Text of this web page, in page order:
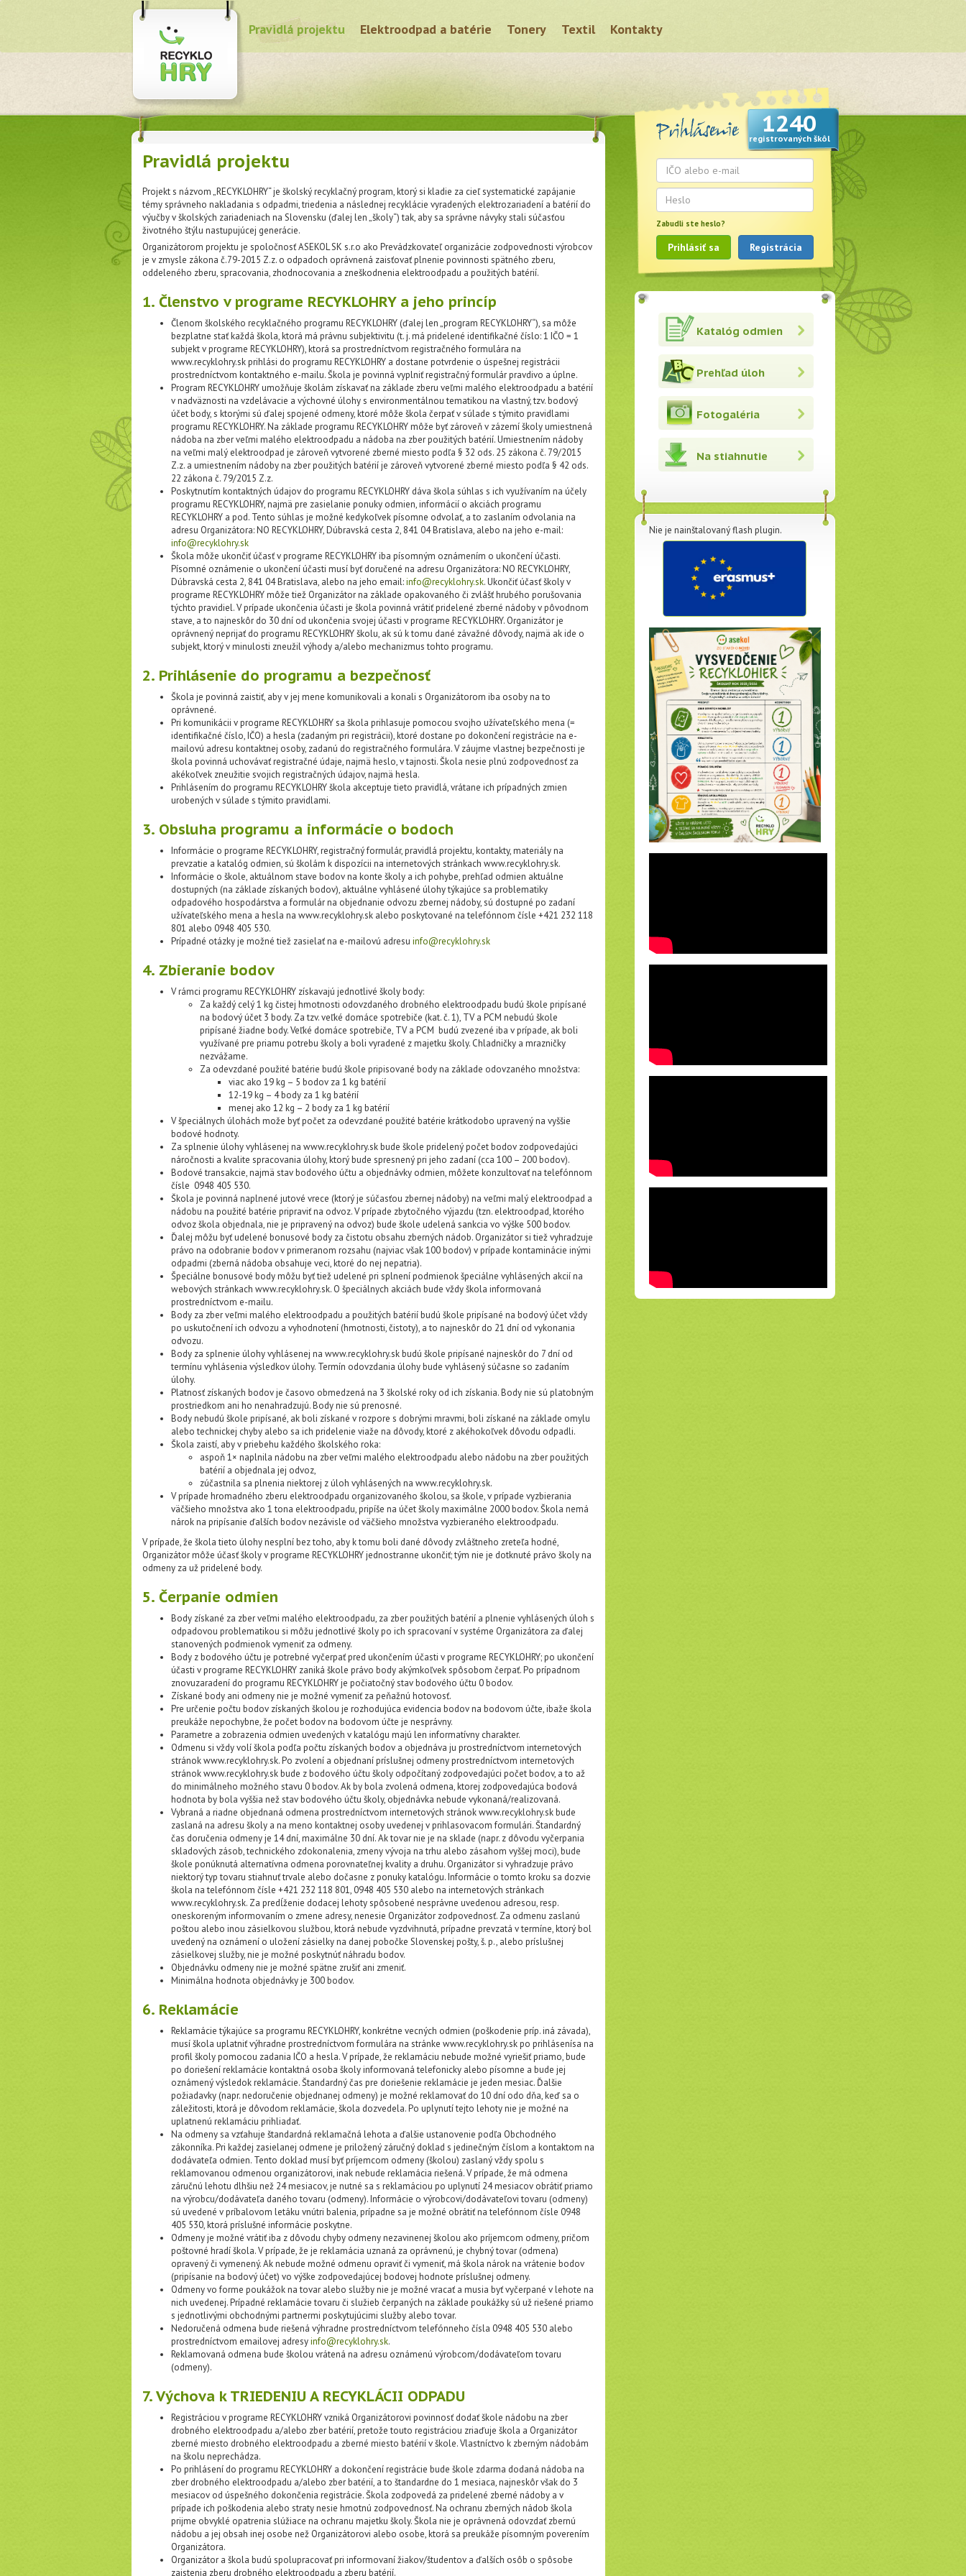
Pravidlá projektu Elektroodpad a batérie Tonery Textil Kontakty
Pravidlá projektu
Projekt s názvom „RECYKLOHRY“ je školský recyklačný program, ktorý si kladie za cieľ systematické zapájanie
témy správneho nakladania s odpadmi, triedenia a následnej recyklácie vyradených elektrozariadení a batérií do
výučby v školských zariadeniach na Slovensku (ďalej len „školy“) tak, aby sa správne návyky stali súčasťou
životného štýlu nastupujúcej generácie.
Organizátorom projektu je spoločnosť ASEKOL SK s.r.o ako Prevádzkovateľ organizácie zodpovednosti výrobcov
je v zmysle zákona č.79-2015 Z.z. o odpadoch oprávnená zaisťovať plnenie povinnosti spätného zberu,
oddeleného zberu, spracovania, zhodnocovania a zneškodnenia elektroodpadu a použitých batérií.
1. Členstvo v programe RECYKLOHRY a jeho princíp
Členom školského recyklačného programu RECYKLOHRY (ďalej len „program RECYKLOHRY“), sa môže
bezplatne stať každá škola, ktorá má právnu subjektivitu (t. j. má pridelené identifikačné číslo: 1 IČO = 1
subjekt v programe RECYKLOHRY), ktorá sa prostredníctvom registračného formulára na
www.recyklohry.sk prihlási do programu RECYKLOHRY a dostane potvrdenie o úspešnej registrácii
prostredníctvom kontaktného e-mailu. Škola je povinná vyplniť registračný formulár pravdivo a úplne.
Program RECYKLOHRY umožňuje školám získavať na základe zberu veľmi malého elektroodpadu a batérií
v nadväznosti na vzdelávacie a výchovné úlohy s environmentálnou tematikou na vlastný, tzv. bodový
účet body, s ktorými sú ďalej spojené odmeny, ktoré môže škola čerpať v súlade s týmito pravidlami
programu RECYKLOHRY. Na základe programu RECYKLOHRY môže byť zároveň v zázemí školy umiestnená
nádoba na zber veľmi malého elektroodpadu a nádoba na zber použitých batérií. Umiestnením nádoby
na veľmi malý elektroodpad je zároveň vytvorené zberné miesto podľa § 32 ods. 25 zákona č. 79/2015
Z.z. a umiestnením nádoby na zber použitých batérií je zároveň vytvorené zberné miesto podľa § 42 ods.
22 zákona č. 79/2015 Z.z.
Poskytnutím kontaktných údajov do programu RECYKLOHRY dáva škola súhlas s ich využívaním na účely
programu RECYKLOHRY, najmä pre zasielanie ponuky odmien, informácií o akciách programu
RECYKLOHRY a pod. Tento súhlas je možné kedykoľvek písomne odvolať, a to zaslaním odvolania na
adresu Organizátora: NO RECYKLOHRY, Dúbravská cesta 2, 841 04 Bratislava, alebo na jeho e-mail:
info@recyklohry.sk
Škola môže ukončiť účasť v programe RECYKLOHRY iba písomným oznámením o ukončení účasti.
Písomné oznámenie o ukončení účasti musí byť doručené na adresu Organizátora: NO RECYKLOHRY,
Dúbravská cesta 2, 841 04 Bratislava, alebo na jeho email:info@recyklohry.sk. Ukončiť účasť školy v
programe RECYKLOHRY môže tiež Organizátor na základe opakovaného či zvlášť hrubého porušovania
týchto pravidiel. V prípade ukončenia účasti je škola povinná vrátiť pridelené zberné nádoby v pôvodnom
stave, a to najneskôr do 30 dní od ukončenia svojej účasti v programe RECYKLOHRY. Organizátor je
oprávnený neprijať do programu RECYKLOHRY školu, ak sú k tomu dané závažné dôvody, najmä ak ide o
subjekt, ktorý v minulosti zneužil výhody a/alebo mechanizmus tohto programu.
2. Prihlásenie do programu a bezpečnosť
Škola je povinná zaistiť, aby v jej mene komunikovali a konali s Organizátorom iba osoby na to
oprávnené.
Pri komunikácii v programe RECYKLOHRY sa škola prihlasuje pomocou svojho užívateľského mena (=
identifikačné číslo, IČO) a hesla (zadaným pri registrácii), ktoré dostane po dokončení registrácie na e-
mailovú adresu kontaktnej osoby, zadanú do registračného formulára. V záujme vlastnej bezpečnosti je
škola povinná uchovávať registračné údaje, najmä heslo, v tajnosti. Škola nesie plnú zodpovednosť za
akékoľvek zneužitie svojich registračných údajov, najmä hesla.
Prihlásením do programu RECYKLOHRY škola akceptuje tieto pravidlá, vrátane ich prípadných zmien
urobených v súlade s týmito pravidlami.
3. Obsluha programu a informácie o bodoch
Informácie o programe RECYKLOHRY, registračný formulár, pravidlá projektu, kontakty, materiály na
prevzatie a katalóg odmien, sú školám k dispozícii na internetových stránkach www.recyklohry.sk.
Informácie o škole, aktuálnom stave bodov na konte školy a ich pohybe, prehľad odmien aktuálne
dostupných (na základe získaných bodov), aktuálne vyhlásené úlohy týkajúce sa problematiky
odpadového hospodárstva a formulár na objednanie odvozu zbernej nádoby, sú dostupné po zadaní
užívateľského mena a hesla na www.recyklohry.sk alebo poskytované na telefónnom čísle +421 232 118
801 alebo 0948 405 530.
Prípadné otázky je možné tiež zasielať na e-mailovú adresu info@recyklohry.sk
4. Zbieranie bodov
V rámci programu RECYKLOHRY získavajú jednotlivé školy body:
Za každý celý 1 kg čistej hmotnosti odovzdaného drobného elektroodpadu budú škole pripísané
na bodový účet 3 body. Za tzv. veľké domáce spotrebiče (kat. č. 1), TV a PCM nebudú škole
pripísané žiadne body. Veľké domáce spotrebiče, TV a PCM budú zvezené iba v prípade, ak boli
využívané pre priamu potrebu školy a boli vyradené z majetku školy. Chladničky a mrazničky
nezvážame.
Za odevzdané použité batérie budú škole pripisované body na základe odovzaného množstva:
viac ako 19 kg – 5 bodov za 1 kg batérií
12-19 kg – 4 body za 1 kg batérií
menej ako 12 kg – 2 body za 1 kg batérií
V špeciálnych úlohách može byť počet za odevzdané použité batérie krátkodobo upravený na vyššie
bodové hodnoty.
Za splnenie úlohy vyhlásenej na www.recyklohry.sk bude škole pridelený počet bodov zodpovedajúci
náročnosti a kvalite spracovania úlohy, ktorý bude spresnený pri jeho zadaní (cca 100 – 200 bodov).
Bodové transakcie, najmä stav bodového účtu a objednávky odmien, môžete konzultovať na telefónnom
čísle 0948 405 530.
Škola je povinná naplnené jutové vrece (ktorý je súčasťou zbernej nádoby) na veľmi malý elektroodpad a
nádobu na použité batérie pripraviť na odvoz. V prípade zbytočného výjazdu (tzn. elektroodpad, ktorého
odvoz škola objednala, nie je pripravený na odvoz) bude škole udelená sankcia vo výške 500 bodov.
Ďalej môžu byť udelené bonusové body za čistotu obsahu zberných nádob. Organizátor si tiež vyhradzuje
právo na odobranie bodov v primeranom rozsahu (najviac však 100 bodov) v prípade kontaminácie inými
odpadmi (zberná nádoba obsahuje veci, ktoré do nej nepatria).
Špeciálne bonusové body môžu byť tiež udelené pri splnení podmienok špeciálne vyhlásených akcií na
webových stránkach www.recyklohry.sk. O špeciálnych akciách bude vždy škola informovaná
prostredníctvom e-mailu.
Body za zber veľmi malého elektroodpadu a použitých batérií budú škole pripísané na bodový účet vždy
po uskutočnení ich odvozu a vyhodnotení (hmotnosti, čistoty), a to najneskôr do 21 dní od vykonania
odvozu.
Body za splnenie úlohy vyhlásenej na www.recyklohry.sk budú škole pripísané najneskôr do 7 dní od
termínu vyhlásenia výsledkov úlohy. Termín odovzdania úlohy bude vyhlásený súčasne so zadaním
úlohy.
Platnosť získaných bodov je časovo obmedzená na 3 školské roky od ich získania. Body nie sú platobným
prostriedkom ani ho nenahradzujú. Body nie sú prenosné.
Body nebudú škole pripísané, ak boli získané v rozpore s dobrými mravmi, boli získané na základe omylu
alebo technickej chyby alebo sa ich pridelenie viaže na dôvody, ktoré z akéhokoľvek dôvodu odpadli.
Škola zaistí, aby v priebehu každého školského roka:
aspoň 1× naplnila nádobu na zber veľmi malého elektroodpadu alebo nádobu na zber použitých
batérií a objednala jej odvoz,
zúčastnila sa plnenia niektorej z úloh vyhlásených na www.recyklohry.sk.
V prípade hromadného zberu elektroodpadu organizovaného školou, sa škole, v prípade vyzbierania
väčšieho množstva ako 1 tona elektroodpadu, pripíše na účet školy maximálne 2000 bodov. Škola nemá
nárok na pripísanie ďalších bodov nezávisle od väčšieho množstva vyzbieraného elektroodpadu.
V prípade, že škola tieto úlohy nesplní bez toho, aby k tomu boli dané dôvody zvláštneho zreteľa hodné,
Organizátor môže účasť školy v programe RECYKLOHRY jednostranne ukončiť; tým nie je dotknuté právo školy na
odmeny za už pridelené body.
5. Čerpanie odmien
Body získané za zber veľmi malého elektroodpadu, za zber použitých batérií a plnenie vyhlásených úloh s
odpadovou problematikou si môžu jednotlivé školy po ich spracovaní v systéme Organizátora za ďalej
stanovených podmienok vymeniť za odmeny.
Body z bodového účtu je potrebné vyčerpať pred ukončením účasti v programe RECYKLOHRY; po ukončení
účasti v programe RECYKLOHRY zaniká škole právo body akýmkoľvek spôsobom čerpať. Po prípadnom
znovuzaradení do programu RECYKLOHRY je počiatočný stav bodového účtu 0 bodov.
Získané body ani odmeny nie je možné vymeniť za peňažnú hotovosť.
Pre určenie počtu bodov získaných školou je rozhodujúca evidencia bodov na bodovom účte, ibaže škola
preukáže nepochybne, že počet bodov na bodovom účte je nesprávny.
Parametre a zobrazenia odmien uvedených v katalógu majú len informatívny charakter.
Odmenu si vždy volí škola podľa počtu získaných bodov a objednáva ju prostredníctvom internetových
stránok www.recyklohry.sk. Po zvolení a objednaní príslušnej odmeny prostredníctvom internetových
stránok www.recyklohry.sk bude z bodového účtu školy odpočítaný zodpovedajúci počet bodov, a to až
do minimálneho možného stavu 0 bodov. Ak by bola zvolená odmena, ktorej zodpovedajúca bodová
hodnota by bola vyššia než stav bodového účtu školy, objednávka nebude vykonaná/realizovaná.
Vybraná a riadne objednaná odmena prostredníctvom internetových stránok www.recyklohry.sk bude
zaslaná na adresu školy a na meno kontaktnej osoby uvedenej v prihlasovacom formulári. Štandardný
čas doručenia odmeny je 14 dní, maximálne 30 dní. Ak tovar nie je na sklade (napr. z dôvodu vyčerpania
skladových zásob, technického zdokonalenia, zmeny vývoja na trhu alebo zásahom vyššej moci), bude
škole ponúknutá alternatívna odmena porovnateľnej kvality a druhu. Organizátor si vyhradzuje právo
niektorý typ tovaru stiahnuť trvale alebo dočasne z ponuky katalógu. Informácie o tomto kroku sa dozvie
škola na telefónnom čísle +421 232 118 801, 0948 405 530 alebo na internetových stránkach
www.recyklohry.sk. Za predĺženie dodacej lehoty spôsobené nesprávne uvedenou adresou, resp.
oneskoreným informovaním o zmene adresy, nenesie Organizátor zodpovednosť. Za odmenu zaslanú
poštou alebo inou zásielkovou službou, ktorá nebude vyzdvihnutá, prípadne prevzatá v termíne, ktorý bol
uvedený na oznámení o uložení zásielky na danej pobočke Slovenskej pošty, š. p., alebo príslušnej
zásielkovej služby, nie je možné poskytnúť náhradu bodov.
Objednávku odmeny nie je možné spätne zrušiť ani zmeniť.
Minimálna hodnota objednávky je 300 bodov.
6. Reklamácie
Reklamácie týkajúce sa programu RECYKLOHRY, konkrétne vecných odmien (poškodenie príp. iná závada),
musí škola uplatniť výhradne prostredníctvom formulára na stránke www.recyklohry.sk po prihlásenísa na
profil školy pomocou zadania IČO a hesla. V prípade, že reklamáciu nebude možné vyriešiť priamo, bude
po doriešení reklamácie kontaktná osoba školy informovaná telefonicky alebo písomne a bude jej
oznámený výsledok reklamácie. Štandardný čas pre doriešenie reklamácie je jeden mesiac. Ďalšie
požiadavky (napr. nedoručenie objednanej odmeny) je možné reklamovať do 10 dní odo dňa, keď sa o
záležitosti, ktorá je dôvodom reklamácie, škola dozvedela. Po uplynutí tejto lehoty nie je možné na
uplatnenú reklamáciu prihliadať.
Na odmeny sa vzťahuje štandardná reklamačná lehota a ďalšie ustanovenie podľa Obchodného
zákonníka. Pri každej zasielanej odmene je priložený záručný doklad s jedinečným číslom a kontaktom na
dodávateľa odmien. Tento doklad musí byť príjemcom odmeny (školou) zaslaný vždy spolu s
reklamovanou odmenou organizátorovi, inak nebude reklamácia riešená. V prípade, že má odmena
záručnú lehotu dlhšiu než 24 mesiacov, je nutné sa s reklamáciou po uplynutí 24 mesiacov obrátiť priamo
na výrobcu/dodávateľa daného tovaru (odmeny). Informácie o výrobcovi/dodávateľovi tovaru (odmeny)
sú uvedené v príbalovom letáku vnútri balenia, prípadne sa je možné obrátiť na telefónnom čísle 0948
405 530, ktorá príslušné informácie poskytne.
Odmeny je možné vrátiť iba z dôvodu chyby odmeny nezavinenej školou ako príjemcom odmeny, pričom
poštovné hradí škola. V prípade, že je reklamácia uznaná za oprávnenú, je chybný tovar (odmena)
opravený či vymenený. Ak nebude možné odmenu opraviť či vymeniť, má škola nárok na vrátenie bodov
(pripísanie na bodový účet) vo výške zodpovedajúcej bodovej hodnote príslušnej odmeny.
Odmeny vo forme poukážok na tovar alebo služby nie je možné vracať a musia byť vyčerpané v lehote na
nich uvedenej. Prípadné reklamácie tovaru či služieb čerpaných na základe poukážky sú už riešené priamo
s jednotlivými obchodnými partnermi poskytujúcimi služby alebo tovar.
Nedoručená odmena bude riešená výhradne prostredníctvom telefónneho čísla 0948 405 530 alebo
prostredníctvom emailovej adresyinfo@recyklohry.sk.
Reklamovaná odmena bude školou vrátená na adresu oznámenú výrobcom/dodávateľom tovaru
(odmeny).
7. Výchova k TRIEDENIU A RECYKLÁCII ODPADU
Registráciou v programe RECYKLOHRY vzniká Organizátorovi povinnosť dodať škole nádobu na zber
drobného elektroodpadu a/alebo zber batérií, pretože touto registráciou zriaďuje škola a Organizátor
zberné miesto drobného elektroodpadu a zberné miesto batérií v škole. Vlastníctvo k zberným nádobám
na školu neprechádza.
Po prihlásení do programu RECYKLOHRY a dokončení registrácie bude škole zdarma dodaná nádoba na
zber drobného elektroodpadu a/alebo zber batérií, a to štandardne do 1 mesiaca, najneskôr však do 3
mesiacov od úspešného dokončenia registrácie. Škola zodpovedá za pridelené zberné nádoby a v
prípade ich poškodenia alebo straty nesie hmotnú zodpovednosť. Na ochranu zberných nádob škola
prijme obvyklé opatrenia slúžiace na ochranu majetku školy. Škola nie je oprávnená odovzdať zbernú
nádobu a jej obsah inej osobe než Organizátorovi alebo osobe, ktorá sa preukáže písomným poverením
Organizátora.
Organizátor a škola budú spolupracovať pri informovaní žiakov/študentov a ďalších osôb o spôsobe
zaistenia zberu drobného elektroodpadu a zberu batérií.
1240
registrovaných škôl
Zabudli ste heslo?
Prihlásiť sa Registrácia
Katalóg odmien
Prehľad úloh
Fotogaléria
Na stiahnutie
Nie je nainštalovaný flash plugin.